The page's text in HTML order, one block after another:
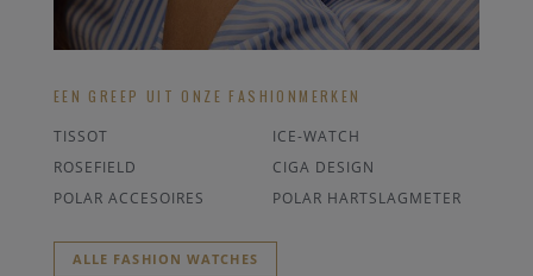
EEN GREEP UIT ONZE FASHIONMERKEN
TISSOT
ICE-WATCH
ROSEFIELD
CIGA DESIGN
POLAR ACCESOIRES
POLAR HARTSLAGMETER
ALLE FASHION WATCHES